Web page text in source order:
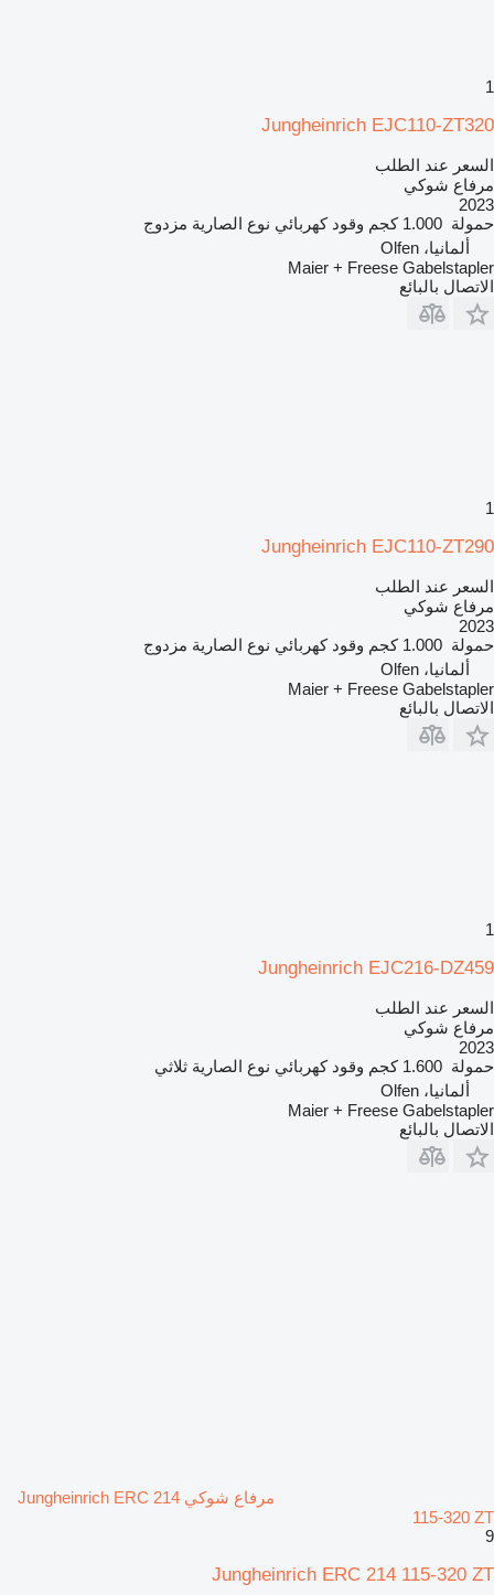
1
Jungheinrich EJC110-ZT320
السعر عند الطلب
مرفاع شوكي
2023
حمولة 1.000 كجم وقود كهربائي نوع الصارية مزدوج
ألمانيا، Olfen
Maier + Freese Gabelstapler
الاتصال بالبائع
1
Jungheinrich EJC110-ZT290
السعر عند الطلب
مرفاع شوكي
2023
حمولة 1.000 كجم وقود كهربائي نوع الصارية مزدوج
ألمانيا، Olfen
Maier + Freese Gabelstapler
الاتصال بالبائع
1
Jungheinrich EJC216-DZ459
السعر عند الطلب
مرفاع شوكي
2023
حمولة 1.600 كجم وقود كهربائي نوع الصارية ثلاثي
ألمانيا، Olfen
Maier + Freese Gabelstapler
الاتصال بالبائع
مرفاع شوكي Jungheinrich ERC 214
115-320 ZT
9
Jungheinrich ERC 214 115-320 ZT